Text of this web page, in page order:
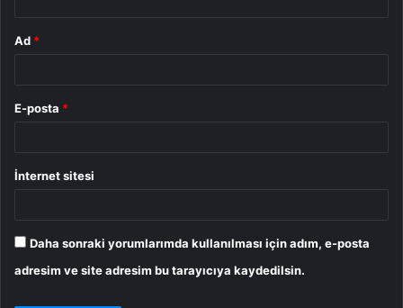
Ad *
E-posta *
İnternet sitesi
Daha sonraki yorumlarımda kullanılması için adım, e-posta
adresim ve site adresim bu tarayıcıya kaydedilsin.